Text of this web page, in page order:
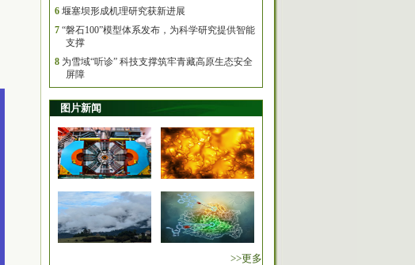
6 堰塞坝形成机理研究获新进展
7 “磐石100”模型体系发布，为科学研究提供智能
支撑
8 为雪域“听诊” 科技支撑筑牢青藏高原生态安全
屏障
图片新闻
>>更多